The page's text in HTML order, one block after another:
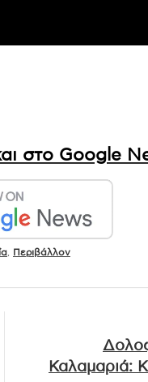
στο Google
Περιβάλλον
Καλαμαριά: